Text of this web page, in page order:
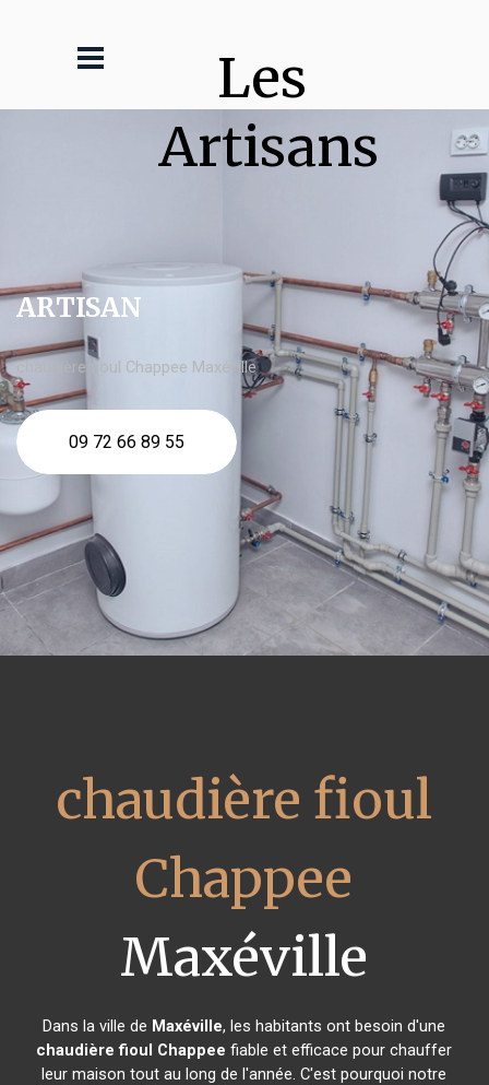
Les
Artisans
ARTISAN
chaudière fioul Chappee Maxéville
09 72 66 89 55
chaudière fioul
Chappee
Maxéville
Dans la ville de Maxéville, les habitants ont besoin d'une
chaudière fioul Chappee fiable et efficace pour chauffer
leur maison tout au long de l'année. C'est pourquoi notre